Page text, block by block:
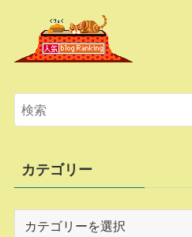
カテゴリー